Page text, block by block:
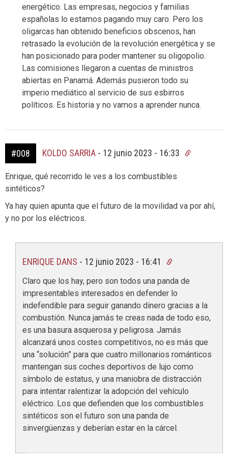
energético. Las empresas, negocios y familias
españolas lo estamos pagando muy caro. Pero los
oligarcas han obtenido beneficios obscenos, han
retrasado la evolución de la revolución energética y se
han posicionado para poder mantener su oligopolio.
Las comisiones llegaron a cuentas de ministros
abiertas en Panamá. Además pusieron todo su
imperio mediático al servicio de sus esbirros
políticos. Es historia y no vamos a aprender nunca.
#008 KOLDO SARRIA - 12 junio 2023 - 16:33
Enrique, qué recorrido le ves a los combustibles
sintéticos?
Ya hay quien apunta que el futuro de la movilidad va por ahí,
y no por los eléctricos.
ENRIQUE DANS - 12 junio 2023 - 16:41
Claro que los hay, pero son todos una panda de
impresentables interesados en defender lo
indefendible para seguir ganando dinero gracias a la
combustión. Nunca jamás te creas nada de todo eso,
es una basura asquerosa y peligrosa. Jamás
alcanzará unos costes competitivos, no es más que
una “solución” para que cuatro millonarios románticos
mantengan sus coches deportivos de lujo como
símbolo de estatus, y una maniobra de distracción
para intentar ralentizar la adopción del vehículo
eléctrico. Los que defienden que los combustibles
sintéticos son el futuro son una panda de
sinvergüenzas y deberían estar en la cárcel.